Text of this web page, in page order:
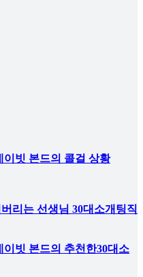
빗 본드의 콜걸 상황
리는 선생님 30대소개팅직
빗 본드의 추천한30대소